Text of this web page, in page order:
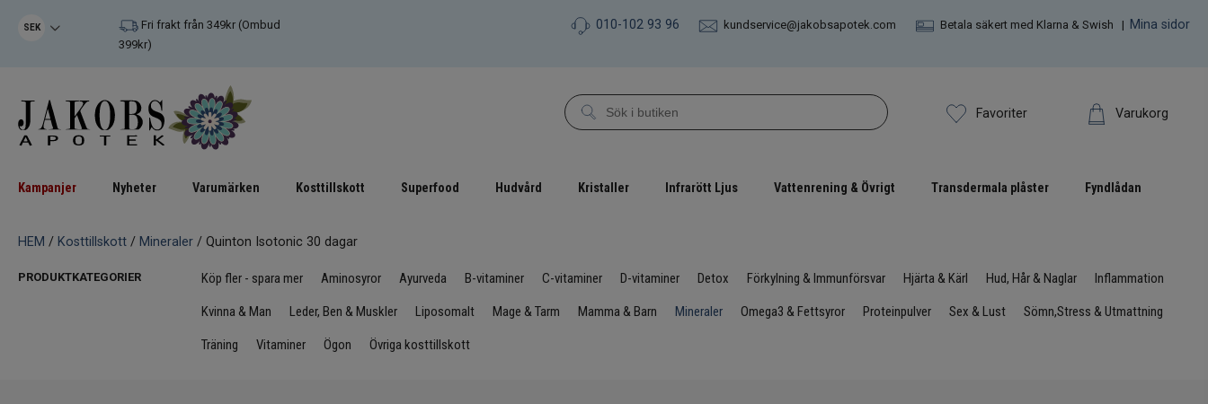
SEK
Fri frakt från 349kr (Ombud
399kr)
010-102 93 96 kundservice@jakobsapotek.com Betala säkert med Klarna & Swish | Mina sidor
Favoriter Varukorg
Kampanjer Nyheter Varumärken Kosttillskott Superfood Hudvård Kristaller Infrarött Ljus Vattenrening & Övrigt Transdermala plåster Fyndlådan
HEM / Kosttillskott / Mineraler / Quinton Isotonic 30 dagar
PRODUKTKATEGORIER Köp fler - spara mer Aminosyror Ayurveda B-vitaminer C-vitaminer D-vitaminer Detox Förkylning & Immunförsvar Hjärta & Kärl Hud, Hår & Naglar Inflammation
Kvinna & Man Leder, Ben & Muskler Liposomalt Mage & Tarm Mamma & Barn Mineraler Omega3 & Fettsyror Proteinpulver Sex & Lust Sömn,Stress & Utmattning
Träning Vitaminer Ögon Övriga kosttillskott